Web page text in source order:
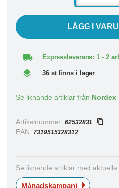
LÄGG I
Expressleverans: 1 - 2
36 st finns i lager
Se liknande artiklar från Nordex
Artikelnummer: 62532831
EAN: 7319515328312
Se liknande artiklar med aktuella
Månadskampanj